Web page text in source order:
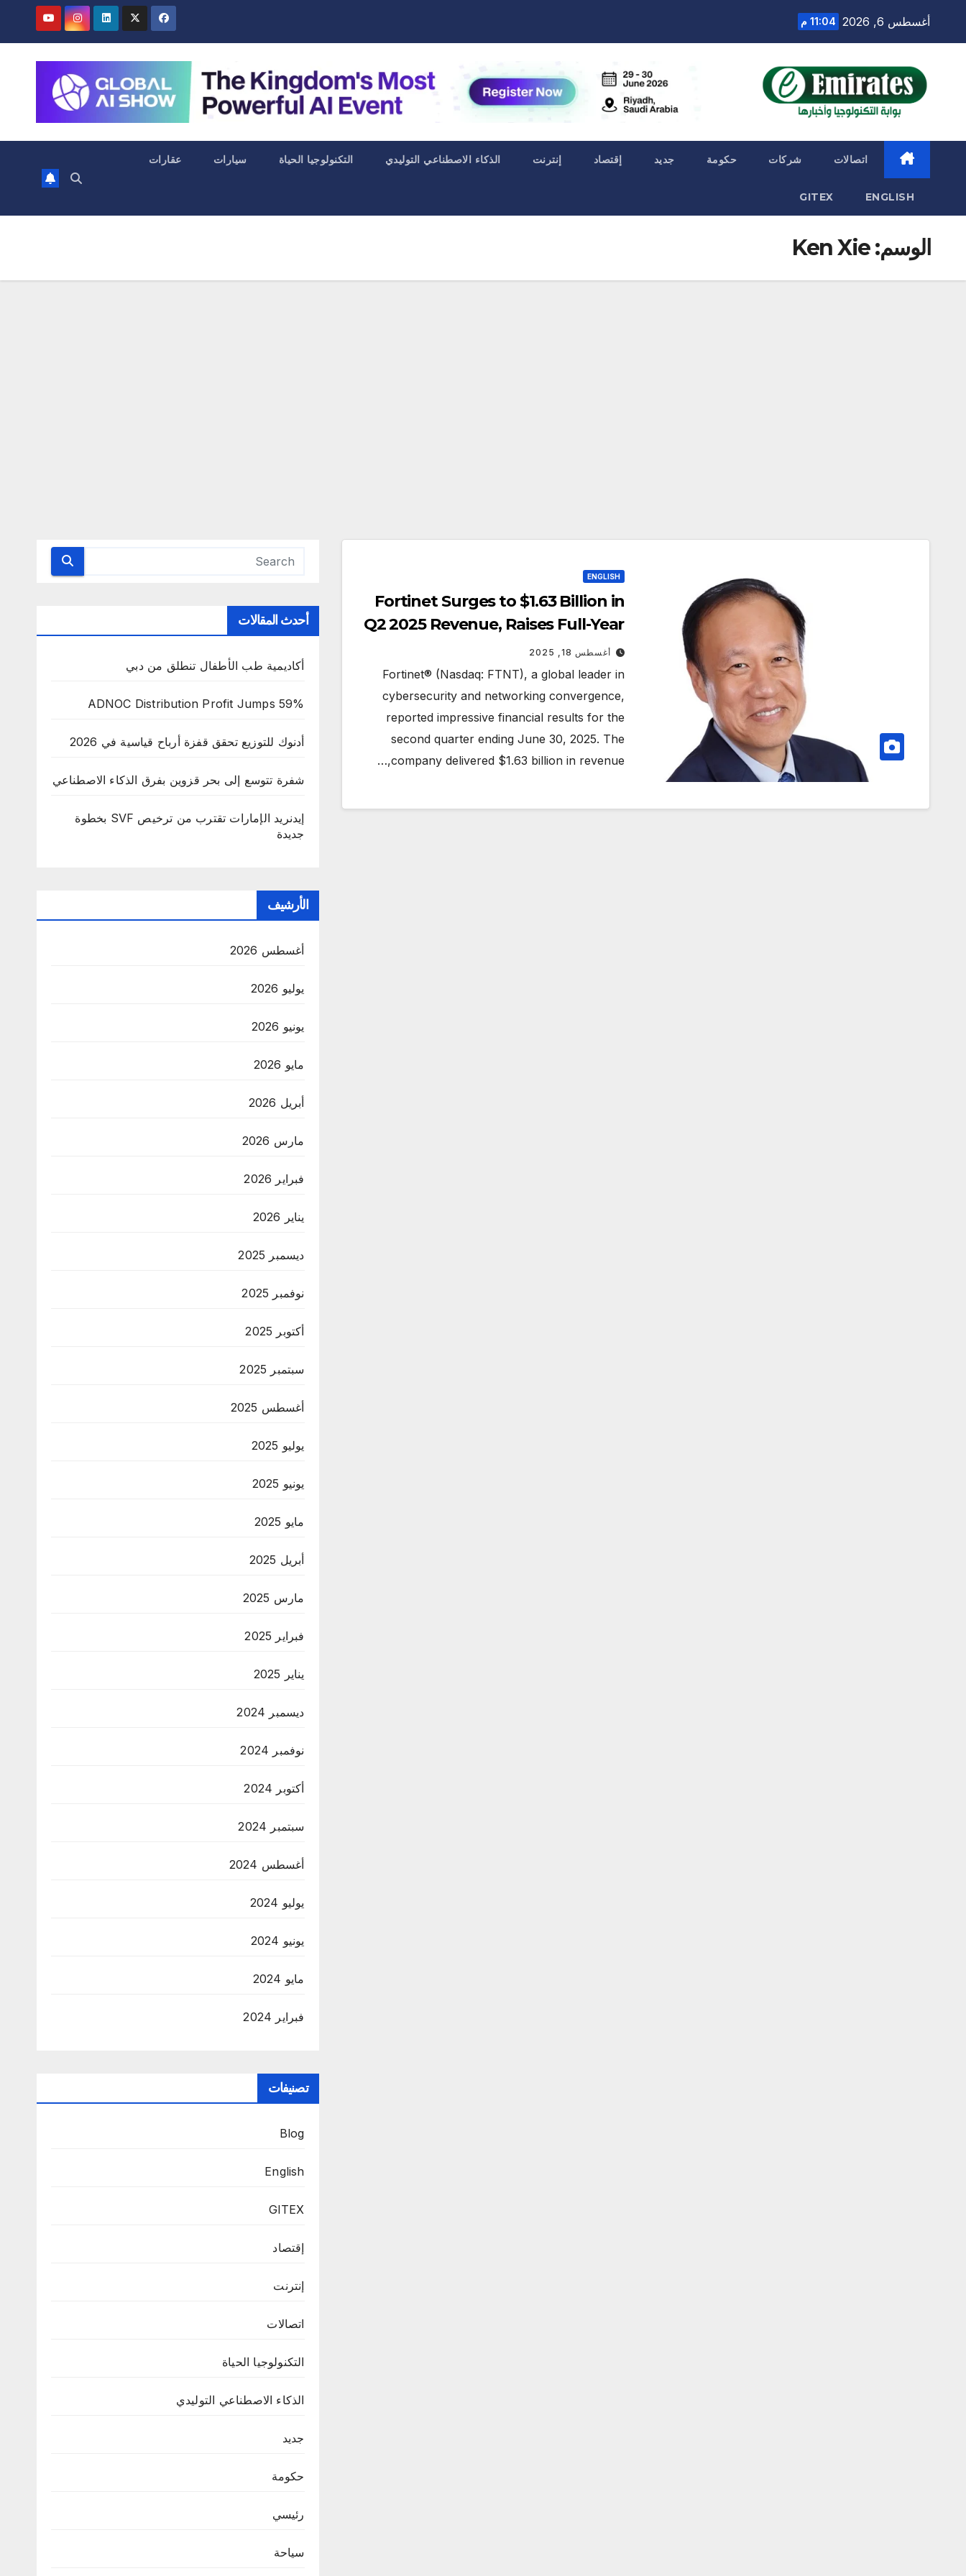
أغسطس 6, 2026 11:04 م
اتصالات شركات حكومة جديد إقتصاد إنترنت الذكاء الاصطناعي التوليدي التكنولوجيا الحياة سيارات عقارات
ENGLISH
GITEX
الوسم:Ken Xie
ENGLISH
Fortinet Surges to $1.63 Billion in
Q2 2025 Revenue, Raises Full-Year
Outlook
أغسطس 18, 2025
Fortinet® (Nasdaq: FTNT), a global leader in
cybersecurity and networking convergence,
reported impressive financial results for the
second quarter ending June 30, 2025. The
company delivered $1.63 billion in revenue,…
أحدث المقالات
أكاديمية طب الأطفال تنطلق من دبي
ADNOC Distribution Profit Jumps 59%
أدنوك للتوزيع تحقق قفزة أرباح قياسية في 2026
شفرة تتوسع إلى بحر قزوين بفرق الذكاء الاصطناعي
إيدنريد الإمارات تقترب من ترخيص SVF بخطوة
جديدة
الأرشيف
أغسطس 2026
يوليو 2026
يونيو 2026
مايو 2026
أبريل 2026
مارس 2026
فبراير 2026
يناير 2026
ديسمبر 2025
نوفمبر 2025
أكتوبر 2025
سبتمبر 2025
أغسطس 2025
يوليو 2025
يونيو 2025
مايو 2025
أبريل 2025
مارس 2025
فبراير 2025
يناير 2025
ديسمبر 2024
نوفمبر 2024
أكتوبر 2024
سبتمبر 2024
أغسطس 2024
يوليو 2024
يونيو 2024
مايو 2024
فبراير 2024
تصنيفات
Blog
English
GITEX
إقتصاد
إنترنت
اتصالات
التكنولوجيا الحياة
الذكاء الاصطناعي التوليدي
جديد
حكومة
رئيسي
سياحة